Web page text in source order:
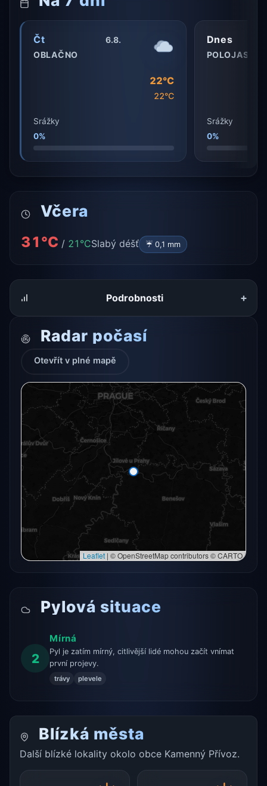
Čt
6.8.
OBLAČNO
22°C
22°C
Srážky
0%
Dnes
POLOJASNO
Srážky
0%
Včera
31°C / 21°CSlabý déšť ☔ 0,1 mm
Podrobnosti +
Radar počasí
Otevřít v plné mapě
Radarový snímek momentálně není dostupný.
Otevřít v plné mapě
Zkusit znovu
Otevřít v plné mapě →
Leaflet | © OpenStreetMap contributors © CARTO
Pylová situace
2
Mírná
Pyl je zatím mírný, citlivější lidé mohou začít vnímat
první projevy.
trávy plevele
Blízká města
Další blízké lokality okolo obce Kamenný Přívoz.